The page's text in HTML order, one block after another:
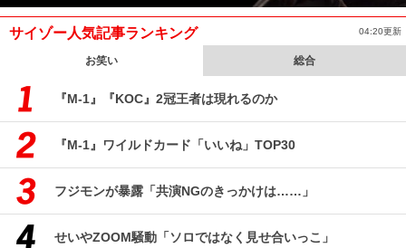
サイゾー人気記事ランキング 04:20更新
お笑い 総合
『M-1』『KOC』2冠王者は現れるのか
『M-1』ワイルドカード「いいね」TOP30
フジモンが暴露「共演NGのきっかけは……」
せいやZOOM騒動「ソロではなく見せ合いっこ」